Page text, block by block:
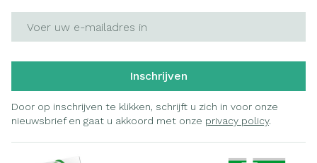
Inschrijven
Door op inschrijven te klikken, schrijft u zich in voor onze
nieuwsbrief en gaat u akkoord met onze privacy policy.